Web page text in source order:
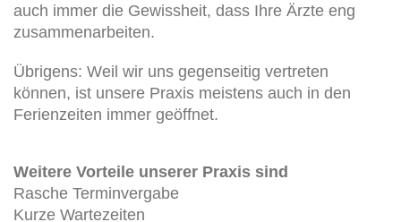
auch immer die Gewissheit, dass Ihre Ärzte eng
zusammenarbeiten.
Übrigens: Weil wir uns gegenseitig vertreten
können, ist unsere Praxis meistens auch in den
Ferienzeiten immer geöffnet.
Weitere Vorteile unserer Praxis sind
Rasche Terminvergabe
Kurze Wartezeiten